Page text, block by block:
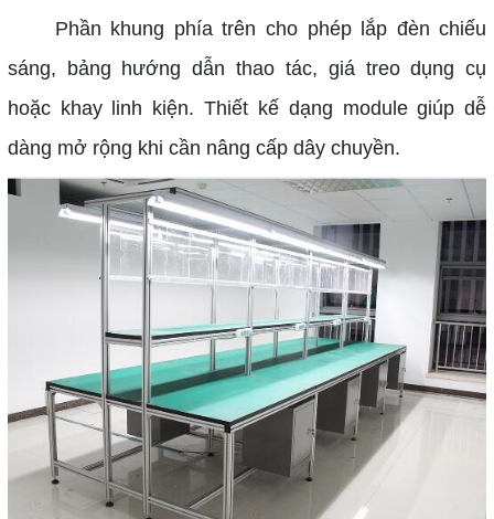
Phần khung phía trên cho phép lắp đèn chiếu
sáng, bảng hướng dẫn thao tác, giá treo dụng cụ
hoặc khay linh kiện. Thiết kế dạng module giúp dễ
dàng mở rộng khi cần nâng cấp dây chuyền.